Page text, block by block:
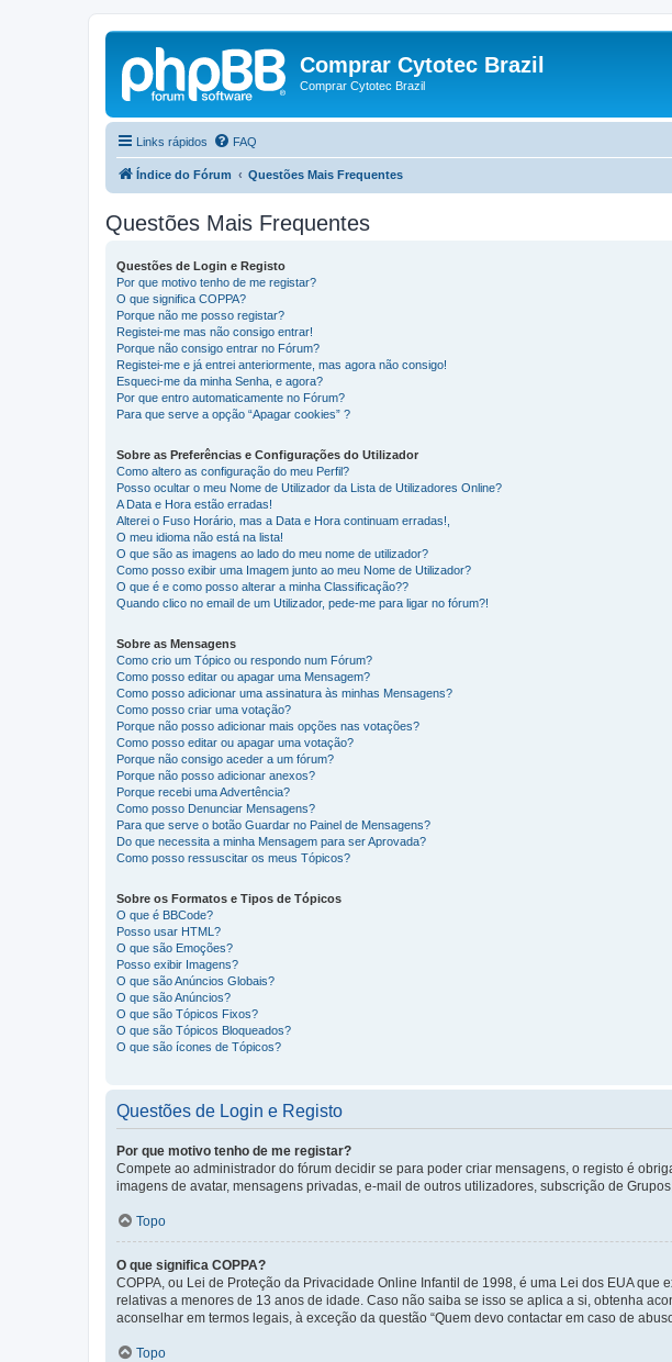
Comprar Cytotec Brazil
Comprar Cytotec Brazil
Links rápidos FAQ
Índice do Fórum Questões Mais Frequentes
Questões Mais Frequentes
Questões de Login e Registo
Por que motivo tenho de me registar?
O que significa COPPA?
Porque não me posso registar?
Registei-me mas não consigo entrar!
Porque não consigo entrar no Fórum?
Registei-me e já entrei anteriormente, mas agora não consigo!
Esqueci-me da minha Senha, e agora?
Por que entro automaticamente no Fórum?
Para que serve a opção “Apagar cookies” ?
Sobre as Preferências e Configurações do Utilizador
Como altero as configuração do meu Perfil?
Posso ocultar o meu Nome de Utilizador da Lista de Utilizadores Online?
A Data e Hora estão erradas!
Alterei o Fuso Horário, mas a Data e Hora continuam erradas!,
O meu idioma não está na lista!
O que são as imagens ao lado do meu nome de utilizador?
Como posso exibir uma Imagem junto ao meu Nome de Utilizador?
O que é e como posso alterar a minha Classificação??
Quando clico no email de um Utilizador, pede-me para ligar no fórum?!
Sobre as Mensagens
Como crio um Tópico ou respondo num Fórum?
Como posso editar ou apagar uma Mensagem?
Como posso adicionar uma assinatura às minhas Mensagens?
Como posso criar uma votação?
Porque não posso adicionar mais opções nas votações?
Como posso editar ou apagar uma votação?
Porque não consigo aceder a um fórum?
Porque não posso adicionar anexos?
Porque recebi uma Advertência?
Como posso Denunciar Mensagens?
Para que serve o botão Guardar no Painel de Mensagens?
Do que necessita a minha Mensagem para ser Aprovada?
Como posso ressuscitar os meus Tópicos?
Sobre os Formatos e Tipos de Tópicos
O que é BBCode?
Posso usar HTML?
O que são Emoções?
Posso exibir Imagens?
O que são Anúncios Globais?
O que são Anúncios?
O que são Tópicos Fixos?
O que são Tópicos Bloqueados?
O que são ícones de Tópicos?
Questões de Login e Registo
Por que motivo tenho de me registar?
Compete ao administrador do fórum decidir se para poder criar mensagens, o registo é
imagens de avatar, mensagens privadas, e-mail de outros utilizadores, subscrição de
Topo
O que significa COPPA?
COPPA, ou Lei de Proteção da Privacidade Online Infantil de 1998, é uma Lei dos EUA
relativas a menores de 13 anos de idade. Caso não saiba se isso se aplica a si, obtenha
aconselhar em termos legais, à exceção da questão “Quem devo contactar em caso de
Topo